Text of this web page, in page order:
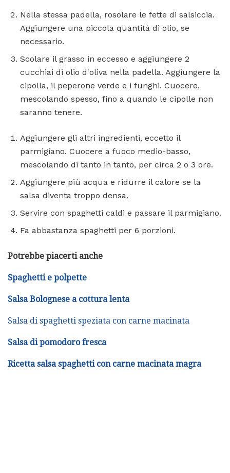
Nella stessa padella, rosolare le fette di salsiccia.
Aggiungere una piccola quantità di olio, se
necessario.
Scolare il grasso in eccesso e aggiungere 2
cucchiai di olio d'oliva nella padella. Aggiungere la
cipolla, il peperone verde e i funghi. Cuocere,
mescolando spesso, fino a quando le cipolle non
saranno tenere.
Aggiungere gli altri ingredienti, eccetto il
parmigiano. Cuocere a fuoco medio-basso,
mescolando di tanto in tanto, per circa 2 o 3 ore.
Aggiungere più acqua e ridurre il calore se la
salsa diventa troppo densa.
Servire con spaghetti caldi e passare il parmigiano.
Fa abbastanza spaghetti per 6 porzioni.
Potrebbe piacerti anche
Spaghetti e polpette
Salsa Bolognese a cottura lenta
Salsa di spaghetti speziata con carne macinata
Salsa di pomodoro fresca
Ricetta salsa spaghetti con carne macinata magra